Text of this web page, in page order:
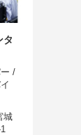
タ
/
城